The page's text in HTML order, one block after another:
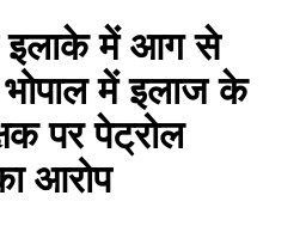
इलाके में आग से
में इलाज के
पर पेट्रोल
आरोप